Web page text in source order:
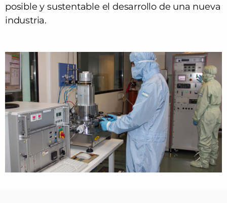
posible y sustentable el desarrollo de una nueva
industria.